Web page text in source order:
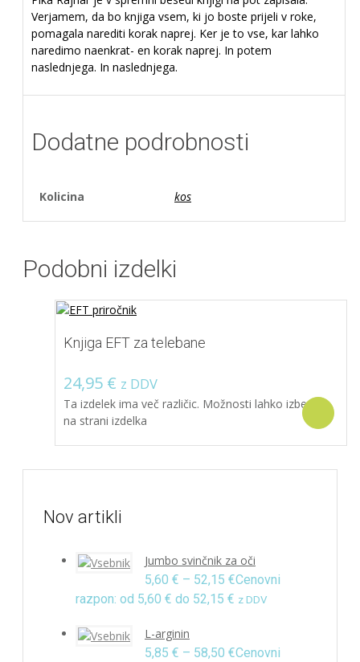
Verjamem, da bo knjiga vsem, ki jo boste prijeli v roke,
pomagala narediti korak naprej. Ker je to vse, kar lahko
naredimo naenkrat- en korak naprej. In potem
naslednjega. In naslednjega.
Dodatne podrobnosti
Kolicina kos
Podobni izdelki
Knjiga EFT za telebane
24,95 € z DDV
Ta izdelek ima več različic. Možnosti lahko izberete
na strani izdelka
Nov artikli
Jumbo svinčnik za oči
5,60 € – 52,15 €Cenovni
razpon: od 5,60 € do 52,15 € z DDV
L-arginin
5,85 € – 58,50 €Cenovni